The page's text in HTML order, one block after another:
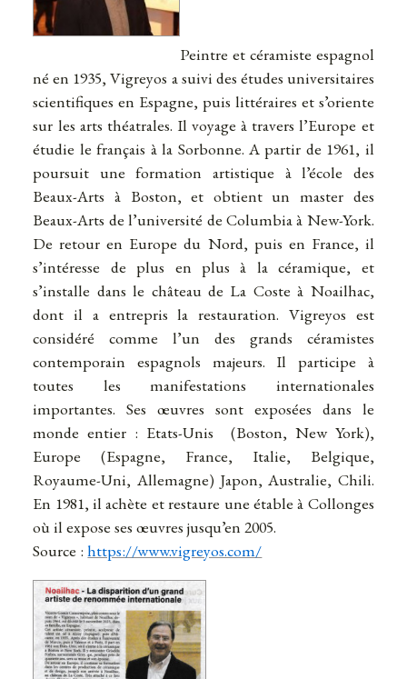
Peintre et céramiste espagnol
né en 1935, Vigreyos a suivi des études universitaires
scientifiques en Espagne, puis littéraires et s’oriente
sur les arts théatrales. Il voyage à travers l’Europe et
étudie le français à la Sorbonne. A partir de 1961, il
poursuit une formation artistique à l’école des
Beaux-Arts à Boston, et obtient un master des
Beaux-Arts de l’université de Columbia à New-York.
De retour en Europe du Nord, puis en France, il
s’intéresse de plus en plus à la céramique, et
s’installe dans le château de La Coste à Noailhac,
dont il a entrepris la restauration. Vigreyos est
considéré comme l’un des grands céramistes
contemporain espagnols majeurs. Il participe à
toutes les manifestations internationales
importantes. Ses œuvres sont exposées dans le
monde entier : Etats-Unis (Boston, New York),
Europe (Espagne, France, Italie, Belgique,
Royaume-Uni, Allemagne) Japon, Australie, Chili.
En 1981, il achète et restaure une étable à Collonges
où il expose ses œuvres jusqu’en 2005.
Source :https://www.vigreyos.com/